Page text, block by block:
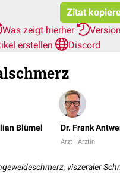
Zitat
Was zeigt hierher
erstellen
Discord
Blümel Dr. Frank
Arzt | Ärztin
viszeraler